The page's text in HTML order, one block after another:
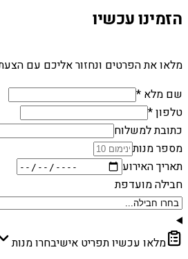
הזמינו עכשיו
מלאו את הפרטים ונחזור אליכם עם
שם מלא *
טלפון *
כתובת למשלוח
מספר מנות
תאריך האירוע
חבילה מועדפת
מלאו עכשיו תפריט אישיבחרו מנות